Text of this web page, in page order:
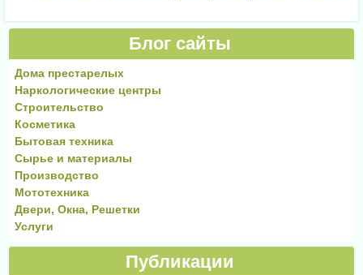
Блог сайты
Дома престарелых
Наркологические центры
Строительство
Косметика
Бытовая техника
Сырье и материалы
Производство
Мототехника
Двери, Окна, Решетки
Услуги
Публикации